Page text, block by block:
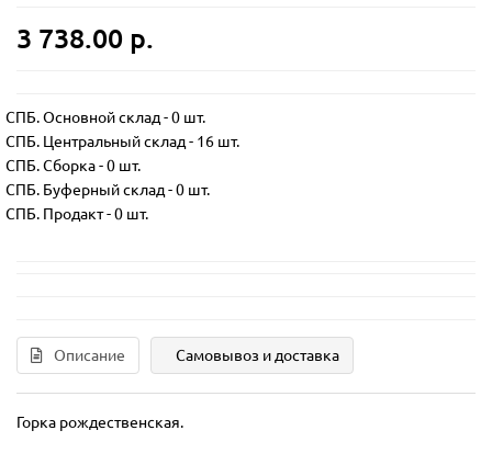
3 738.00 р.
СПБ. Основной склад-0 шт.
СПБ. Центральный склад- 16 шт.
СПБ. Сборка-0 шт.
СПБ. Буферный склад-0 шт.
СПБ. Продакт-0 шт.
Описание Самовывоз и доставка
Горка рождественская.